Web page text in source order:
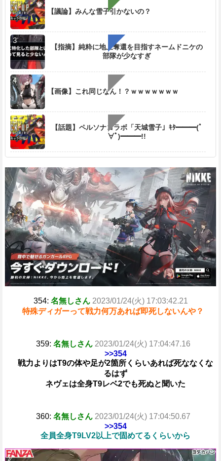
e
【議論】みんな雪子引かないの？
【指摘】純粋に地上奪還を目指すネームドニケの
部隊が少なすぎ
【画像】これ同じなん！？ｗｗｗｗｗｗｗ
【話題】ペルソナコラボ「天城雪子」ｷﾀ━━━(ﾟ
∀ﾟ)━━━!!
354: 名無しさん 2023/01/24(火) 17:03:42.21
特殊ディガーって戦力何万あれば即死しないんや？
359: 名無しさん 2023/01/24(火) 17:04:47.16
>>354
戦力よりはT9の体や足が2箇所くらいあれば死ななくな
るはず
ネヴェは全身T9レベ2でも死ぬと聞いた
360: 名無しさん 2023/01/24(火) 17:04:50.67
>>354
全員全身T9LV2以上で固めてるくらいから